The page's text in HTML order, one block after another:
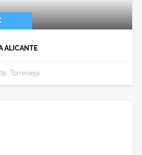
ALICANTE
Torrevieja